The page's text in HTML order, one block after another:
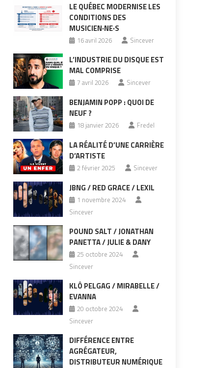
LE QUÉBEC MODERNISE LES
CONDITIONS DES
MUSICIEN·NE·S
16 avril 2026 Sincever
L’INDUSTRIE DU DISQUE EST
MAL COMPRISE
7 avril 2026 Sincever
BENJAMIN POPP : QUOI DE
NEUF ?
18 janvier 2026 Fredel
LA RÉALITÉ D’UNE CARRIÈRE
D’ARTISTE
2 février 2025 Sincever
JBNG / RED GRACE / LEXIL
1 novembre 2024
Sincever
POUND SALT / JONATHAN
PANETTA / JULIE & DANY
25 octobre 2024
Sincever
KLÔ PELGAG / MIRABELLE /
EVANNA
20 octobre 2024
Sincever
DIFFÉRENCE ENTRE
AGRÉGATEUR,
DISTRIBUTEUR NUMÉRIQUE